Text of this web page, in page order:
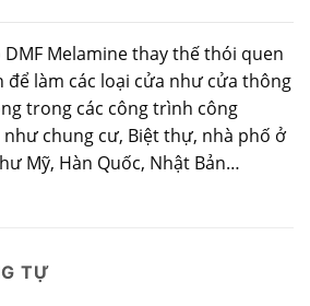
Melamine thay thế thói quen
làm các loại cửa như cửa thông
trong các công trình công
chung cư, Biệt thự, nhà phố ở
Mỹ, Hàn Quốc, Nhật Bản…
TỰ